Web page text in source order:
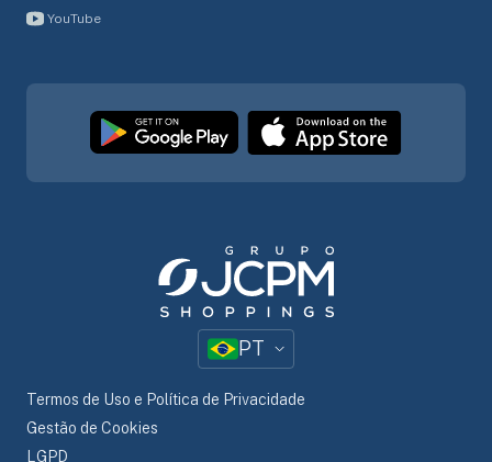
YouTube
PT
Termos de Uso e Política de Privacidade
Gestão de Cookies
LGPD